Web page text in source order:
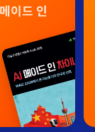
이드 인